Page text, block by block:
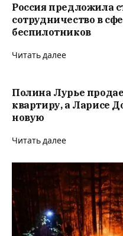
Россия предложила
сотрудничество в
беспилотников
Читать далее
Полина Лурье
квартиру, а Ларисе
новую
Читать далее